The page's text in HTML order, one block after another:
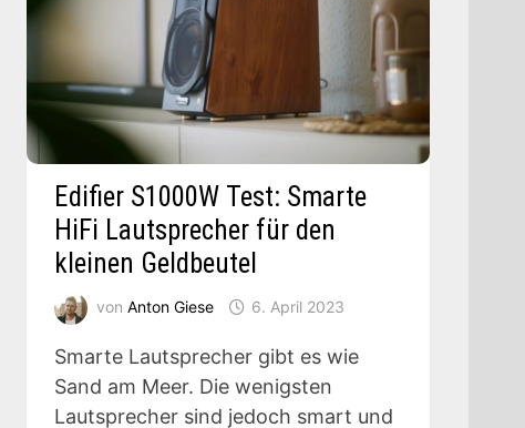
Edifier S1000W Test: Smarte
HiFi Lautsprecher für den
kleinen Geldbeutel
von Anton Giese 6. April 2023
Smarte Lautsprecher gibt es wie
Sand am Meer. Die wenigsten
Lautsprecher sind jedoch smart und